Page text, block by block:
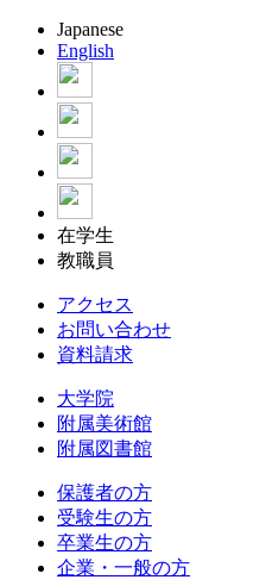
Japanese
English
在学生
教職員
アクセス
お問い合わせ
資料請求
大学院
附属美術館
附属図書館
保護者の方
受験生の方
卒業生の方
企業・一般の方